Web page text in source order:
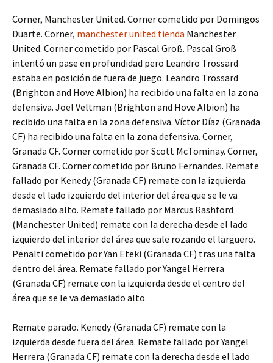
Corner, Manchester United. Corner cometido por Domingos
Duarte. Corner, manchester united tienda Manchester
United. Corner cometido por Pascal Groß. Pascal Groß
intentó un pase en profundidad pero Leandro Trossard
estaba en posición de fuera de juego. Leandro Trossard
(Brighton and Hove Albion) ha recibido una falta en la zona
defensiva. Joël Veltman (Brighton and Hove Albion) ha
recibido una falta en la zona defensiva. Víctor Díaz (Granada
CF) ha recibido una falta en la zona defensiva. Corner,
Granada CF. Corner cometido por Scott McTominay. Corner,
Granada CF. Corner cometido por Bruno Fernandes. Remate
fallado por Kenedy (Granada CF) remate con la izquierda
desde el lado izquierdo del interior del área que se le va
demasiado alto. Remate fallado por Marcus Rashford
(Manchester United) remate con la derecha desde el lado
izquierdo del interior del área que sale rozando el larguero.
Penalti cometido por Yan Eteki (Granada CF) tras una falta
dentro del área. Remate fallado por Yangel Herrera
(Granada CF) remate con la izquierda desde el centro del
área que se le va demasiado alto.
Remate parado. Kenedy (Granada CF) remate con la
izquierda desde fuera del área. Remate fallado por Yangel
Herrera (Granada CF) remate con la derecha desde el lado